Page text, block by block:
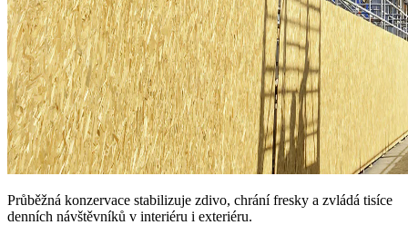
Průběžná konzervace stabilizuje zdivo, chrání fresky a zvládá tisíce
denních návštěvníků v interiéru i exteriéru.